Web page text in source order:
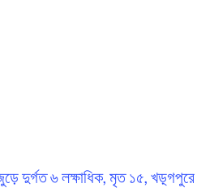
দুর্গত ৬ লক্ষাধিক, মৃত ১৫, খড়্গপুরে